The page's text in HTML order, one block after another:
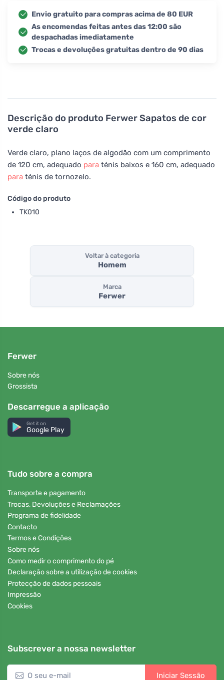
Descrição do produto Ferwer Sapatos de cor
verde claro
Verde claro, plano laços de algodão com um comprimento
de 120 cm, adequado para ténis baixos e 160 cm, adequado
para ténis de tornozelo.
Código do produto
TK010
Envio gratuito para compras acima de 80 EUR
As encomendas feitas antes das 12:00 são
despachadas imediatamente
Trocas e devoluções gratuitas dentro de 90 dias
Voltar à categoria
Homem
Marca
Ferwer
Ferwer
Sobre nós
Grossista
Descarregue a aplicação
Get it on
Google Play
Tudo sobre a compra
Transporte e pagamento
Trocas, Devoluções e Reclamações
Programa de fidelidade
Contacto
Termos e Condições
Sobre nós
Como medir o comprimento do pé
Declaração sobre a utilização de cookies
Protecção de dados pessoais
Impressão
Cookies
Subscrever a nossa newsletter
Iniciar Sessão